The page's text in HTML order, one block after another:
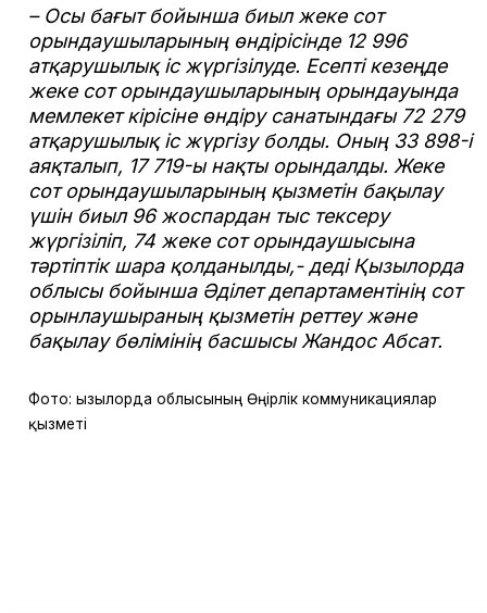
– Осы бағыт бойынша биыл жеке сот
орындаушыларының өндірісінде 12 996
атқарушылық іс жүргізілуде. Есепті кезеңде
жеке сот орындаушыларының орындауында
мемлекет кірісіне өндіру санатындағы 72 279
атқарушылық іс жүргізу болды. Оның 33 898-і
аяқталып, 17 719-ы нақты орындалды. Жеке
сот орындаушыларының қызметін бақылау
үшін биыл 96 жоспардан тыс тексеру
жүргізіліп, 74 жеке сот орындаушысына
тәртіптік шара қолданылды,- деді Қызылорда
облысы бойынша Әділет департаментінің сот
орынлаушыраның қызметін реттеу және
бақылау бөлімінің басшысы Жандос Абсат.
Фото: Қызылорда облысының Өңірлік коммуникациялар
қызметі